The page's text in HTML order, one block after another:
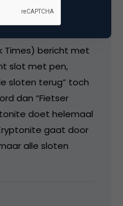
Times) bericht met
slot met pen,
sloten terug” toch
dan “Fietser
doet helemaal
gaat door
alle sloten